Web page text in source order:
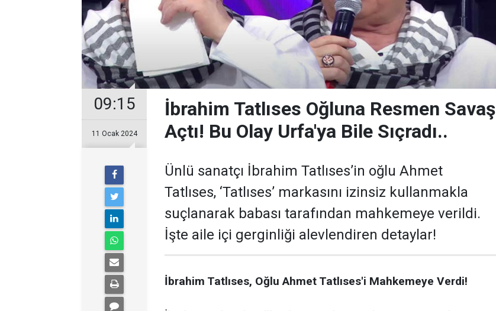
09:15
11 Ocak 2024
İbrahim Tatlıses Oğluna Resmen Savaş
Açtı! Bu Olay Urfa'ya Bile Sıçradı..
Ünlü sanatçı İbrahim Tatlıses’in oğlu Ahmet
Tatlıses, ‘Tatlıses’ markasını izinsiz kullanmakla
suçlanarak babası tarafından mahkemeye verildi.
İşte aile içi gerginliği alevlendiren detaylar!
İbrahim Tatlıses, Oğlu Ahmet Tatlıses'i Mahkemeye Verdi!